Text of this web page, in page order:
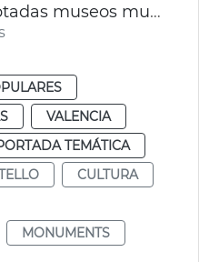
Visitas guiadas adaptadas museos municipales
VALENCIA
TEMÁTICA
CULTURA
MONUMENTS